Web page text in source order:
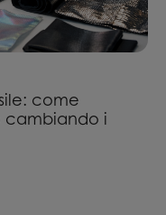
come
cambiando i